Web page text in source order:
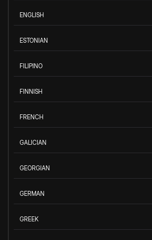
ENGLISH
ESTONIAN
FILIPINO
FINNISH
FRENCH
GALICIAN
GEORGIAN
GERMAN
GREEK